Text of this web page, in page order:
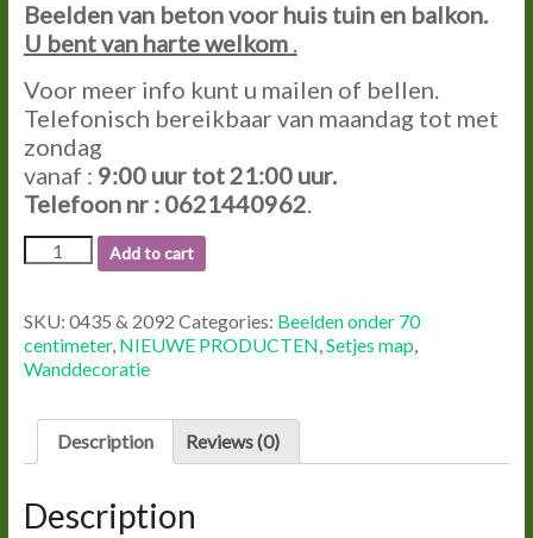
Beelden van beton voor huis tuin en balkon.
U bent van harte welkom.
Voor meer info kunt u mailen of bellen.
Telefonisch bereikbaar van maandag tot met
zondag
vanaf : 9:00uur tot21:00uur.
Telefoon nr : 0621440962.
0435
&
MARIA
NR
2
quantity
Add to cart
SKU: 0435 & 2092 Categories: Beelden onder 70
centimeter, NIEUWE PRODUCTEN,Setjes map,
Wanddecoratie
Description Reviews (0)
Description